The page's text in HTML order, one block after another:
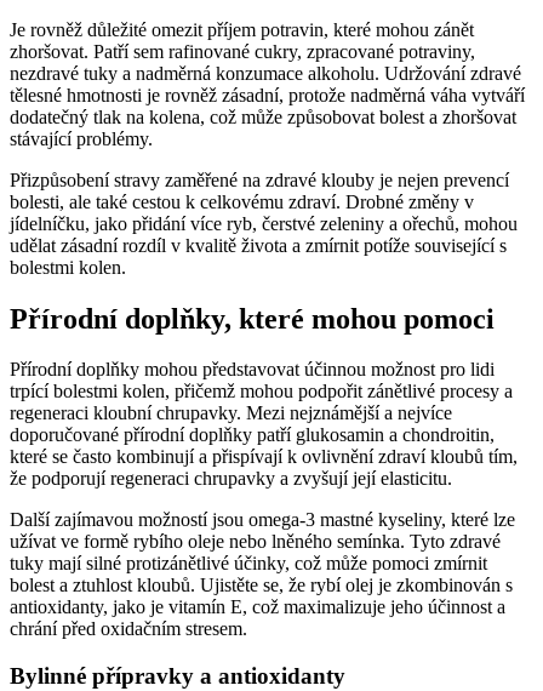
Je rovněž důležité omezit příjem potravin, které mohou zánět
zhoršovat. Patří sem rafinované cukry, zpracované potraviny,
nezdravé tuky a nadměrná konzumace alkoholu. Udržování zdravé
tělesné hmotnosti je rovněž zásadní, protože nadměrná váha vytváří
dodatečný tlak na kolena, což může způsobovat bolest a zhoršovat
stávající problémy.
Přizpůsobení stravy zaměřené na zdravé klouby je nejen prevencí
bolesti, ale také cestou k celkovému zdraví. Drobné změny v
jídelníčku, jako přidání více ryb, čerstvé zeleniny a ořechů, mohou
udělat zásadní rozdíl v kvalitě života a zmírnit potíže související s
bolestmi kolen.
Přírodní doplňky, které mohou pomoci
Přírodní doplňky mohou představovat účinnou možnost pro lidi
trpící bolestmi kolen, přičemž mohou podpořit zánětlivé procesy a
regeneraci kloubní chrupavky. Mezi nejznámější a nejvíce
doporučované přírodní doplňky patří glukosamin a chondroitin,
které se často kombinují a přispívají k ovlivnění zdraví kloubů tím,
že podporují regeneraci chrupavky a zvyšují její elasticitu.
Další zajímavou možností jsou omega-3 mastné kyseliny, které lze
užívat ve formě rybího oleje nebo lněného semínka. Tyto zdravé
tuky mají silné protizánětlivé účinky, což může pomoci zmírnit
bolest a ztuhlost kloubů. Ujistěte se, že rybí olej je zkombinován s
antioxidanty, jako je vitamín E, což maximalizuje jeho účinnost a
chrání před oxidačním stresem.
Bylinné přípravky a antioxidanty